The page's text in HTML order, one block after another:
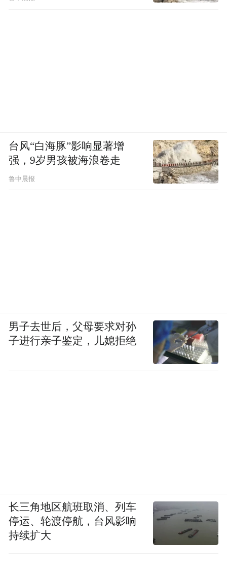
台风“白海豚”影响显著增
强，9岁男孩被海浪卷走
鲁中晨报
男子去世后，父母要求对孙
子进行亲子鉴定，儿媳拒绝
长三角地区航班取消、列车
停运、轮渡停航，台风影响
持续扩大